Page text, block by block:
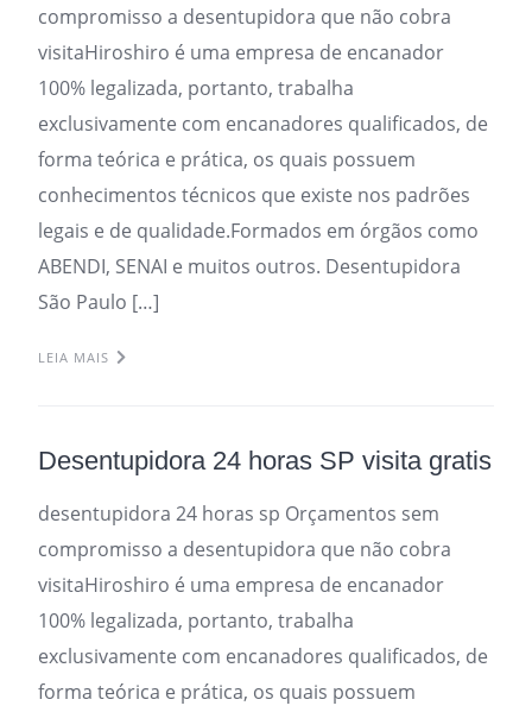
compromisso a desentupidora que não cobra
visitaHiroshiro é uma empresa de encanador
100% legalizada, portanto, trabalha
exclusivamente com encanadores qualificados, de
forma teórica e prática, os quais possuem
conhecimentos técnicos que existe nos padrões
legais e de qualidade.Formados em órgãos como
ABENDI, SENAI e muitos outros. Desentupidora
São Paulo […]
LEIA MAIS
Desentupidora 24 horas SP visita gratis
desentupidora 24 horas sp Orçamentos sem
compromisso a desentupidora que não cobra
visitaHiroshiro é uma empresa de encanador
100% legalizada, portanto, trabalha
exclusivamente com encanadores qualificados, de
forma teórica e prática, os quais possuem